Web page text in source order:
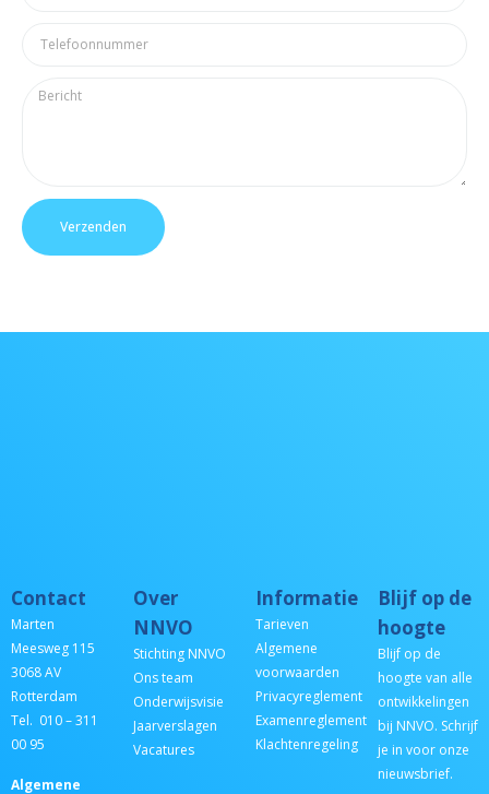
Verzenden
Contact
Marten
Meesweg 115
3068 AV
Rotterdam
Tel. 010 – 311
00 95
Algemene
Over
NNVO
Stichting NNVO
Ons team
Onderwijsvisie
Jaarverslagen
Vacatures
Informatie
Tarieven
Algemene
voorwaarden
Privacyreglement
Examenreglement
Klachtenregeling
Blijf op de
hoogte
Blijf op de
hoogte van alle
ontwikkelingen
bij NNVO. Schrijf
je in voor onze
nieuwsbrief.